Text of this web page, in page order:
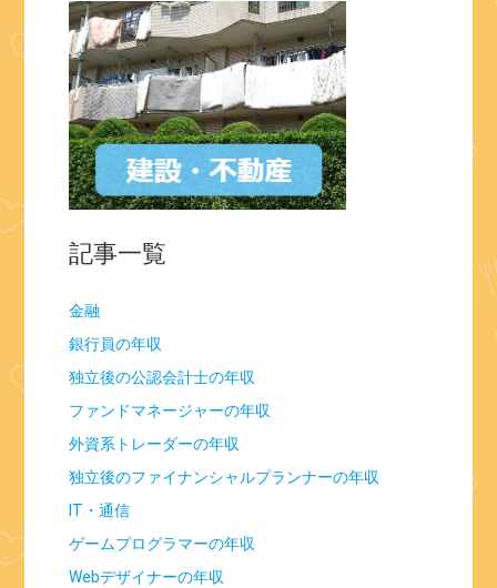
記事一覧
金融
銀行員の年収
独立後の公認会計士の年収
ファンドマネージャーの年収
外資系トレーダーの年収
独立後のファイナンシャルプランナーの年収
IT・通信
ゲームプログラマーの年収
Webデザイナーの年収